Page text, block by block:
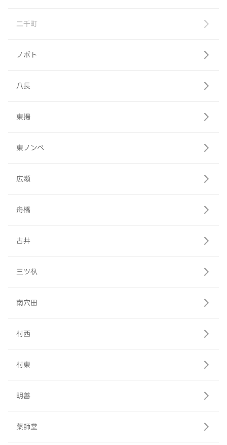
二千町
ノボト
八長
東揚
東ノンベ
広瀬
舟橋
古井
三ツ杁
南穴田
村西
村東
明善
薬師堂